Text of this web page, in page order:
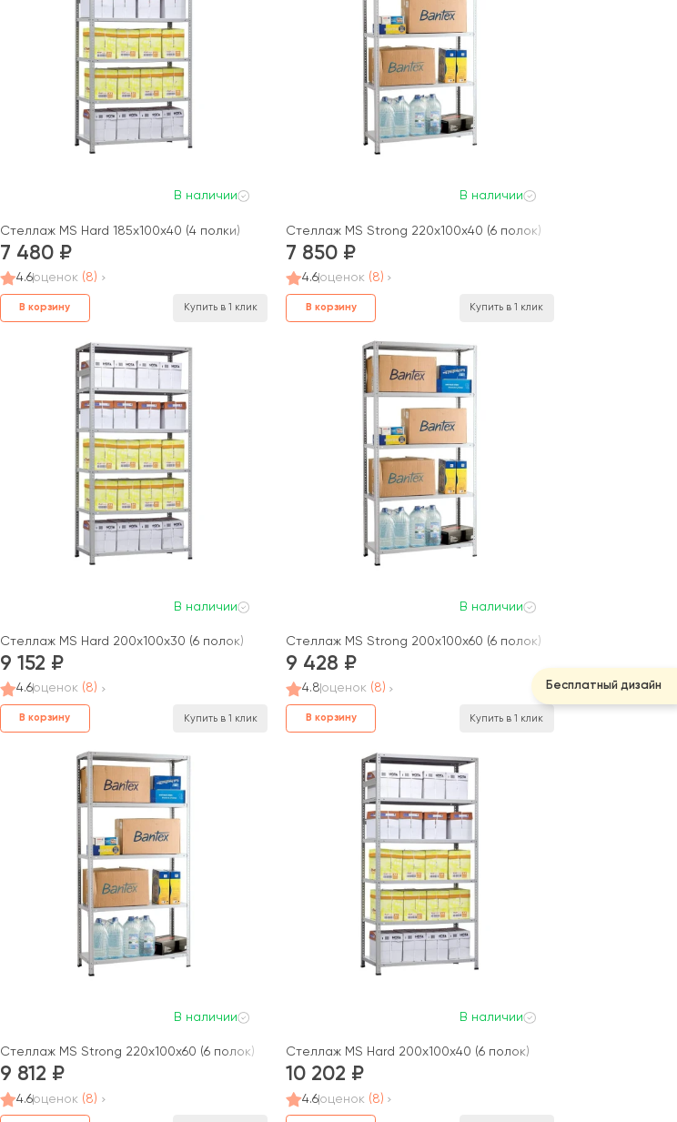
В наличии
Стеллаж MS Hard 185x100x40 (4 полки)
7 480
4.6оценок (8)
В корзину Купить в 1 клик
В наличии
Стеллаж MS Strong 220x100x40 (6 полок)
7 850
4.6оценок (8)
В корзину Купить в 1 клик
В наличии
Стеллаж MS Hard 200x100x30 (6 полок)
9 152
4.6оценок (8)
В корзину Купить в 1 клик
В наличии
Стеллаж MS Strong 200x100x60 (6 полок)
9 428
4.8 оценок (8)
В корзину Купить в 1 клик
В наличии
Стеллаж MS Strong 220x100x60 (6 полок)
9 812
4.6оценок (8)
В наличии
Стеллаж MS Hard 200x100x40 (6 полок)
10 202
4.6оценок (8)
Бесплатный дизайн